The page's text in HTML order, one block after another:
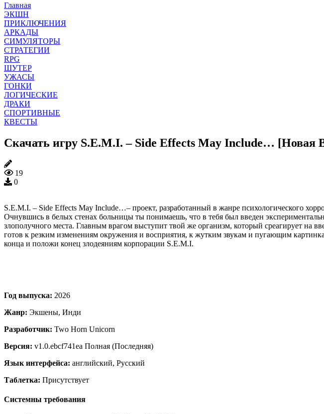
Главная
ЭКШН
ПРИКЛЮЧЕНИЯ
АРКАДЫ
СИМУЛЯТОРЫ
СТРАТЕГИИ
RPG
ШУТЕР
УЖАСЫ
ГОНКИ
ЛОГИЧЕСКИЕ
ДРАКИ
СПОРТИВНЫЕ
КВЕСТЫ
Скачать игру S.E.M.I. – Side Effects May Include… [Новая
19
0
S.E.M.I. – Side Effects May Include…– проект, разработанный в жанре психологического
Очнувшись в белых стенах больницы ты понимаешь, что в тебя был введен
злополучного места. Главным врагом выступит твой же организм, который среагирует на
готов к резким изменениям окружения и восприятия, к жутким звукам и пугающим
конца и положи конец злодеяниям корпорации S.E.M.I.
Год выпуска: 2026
Жанр: Экшены, Инди
Разработчик: Two Horn Unicorn
Версия: v1.0.ebcf741ea Полная (Последняя)
Язык интерфейса: английский, Русский
Таблетка: Присутствует
Системны требования